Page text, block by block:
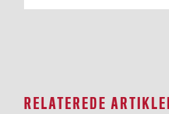
RELATEREDE